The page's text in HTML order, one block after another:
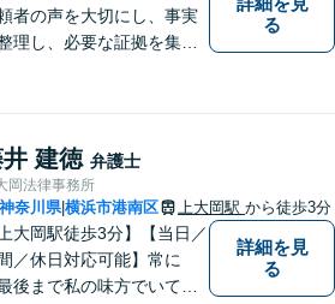
者の声を大切にし、事実
理し、必要な証拠を集め
に対応し、皆さまの少し
明るい未来のために尽力
すのでご安心ください。
車場有】
る
建徳 弁護士
岡法律事務所
神奈川県|横浜市港南区 上大岡駅 から徒歩3分
上大岡駅徒歩3分】【当日／
／休日対応可能】常に
最後まで私の味方でいてく
詳細を見
る